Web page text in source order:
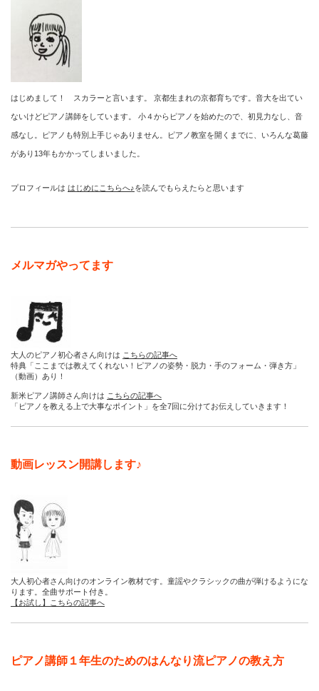
はじめまして！ スカラーと言います。 京都生まれの京都育ちです。音大を出てい
ないけどピアノ講師をしています。 小４からピアノを始めたので、初見力なし、音
感なし。ピアノも特別上手じゃありません。ピアノ教室を開くまでに、いろんな葛藤
があり13年もかかってしまいました。
プロフィールは はじめにこちらへ♪を読んでもらえたらと思います
メルマガやってます
大人のピアノ初心者さん向けは こちらの記事へ
特典「ここまでは教えてくれない！ピアノの姿勢・脱力・手のフォーム・弾き方」
（動画）あり！
新米ピアノ講師さん向けは こちらの記事へ
「ピアノを教える上で大事なポイント」を全7回に分けてお伝えしていきます！
動画レッスン開講します♪
大人初心者さん向けのオンライン教材です。童謡やクラシックの曲が弾けるようにな
ります。全曲サポート付き。
【お試し】こちらの記事へ
ピアノ講師１年生のためのはんなり流ピアノの教え方